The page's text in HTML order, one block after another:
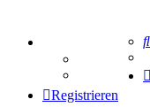
Tipprunde
Comunio
Registrieren